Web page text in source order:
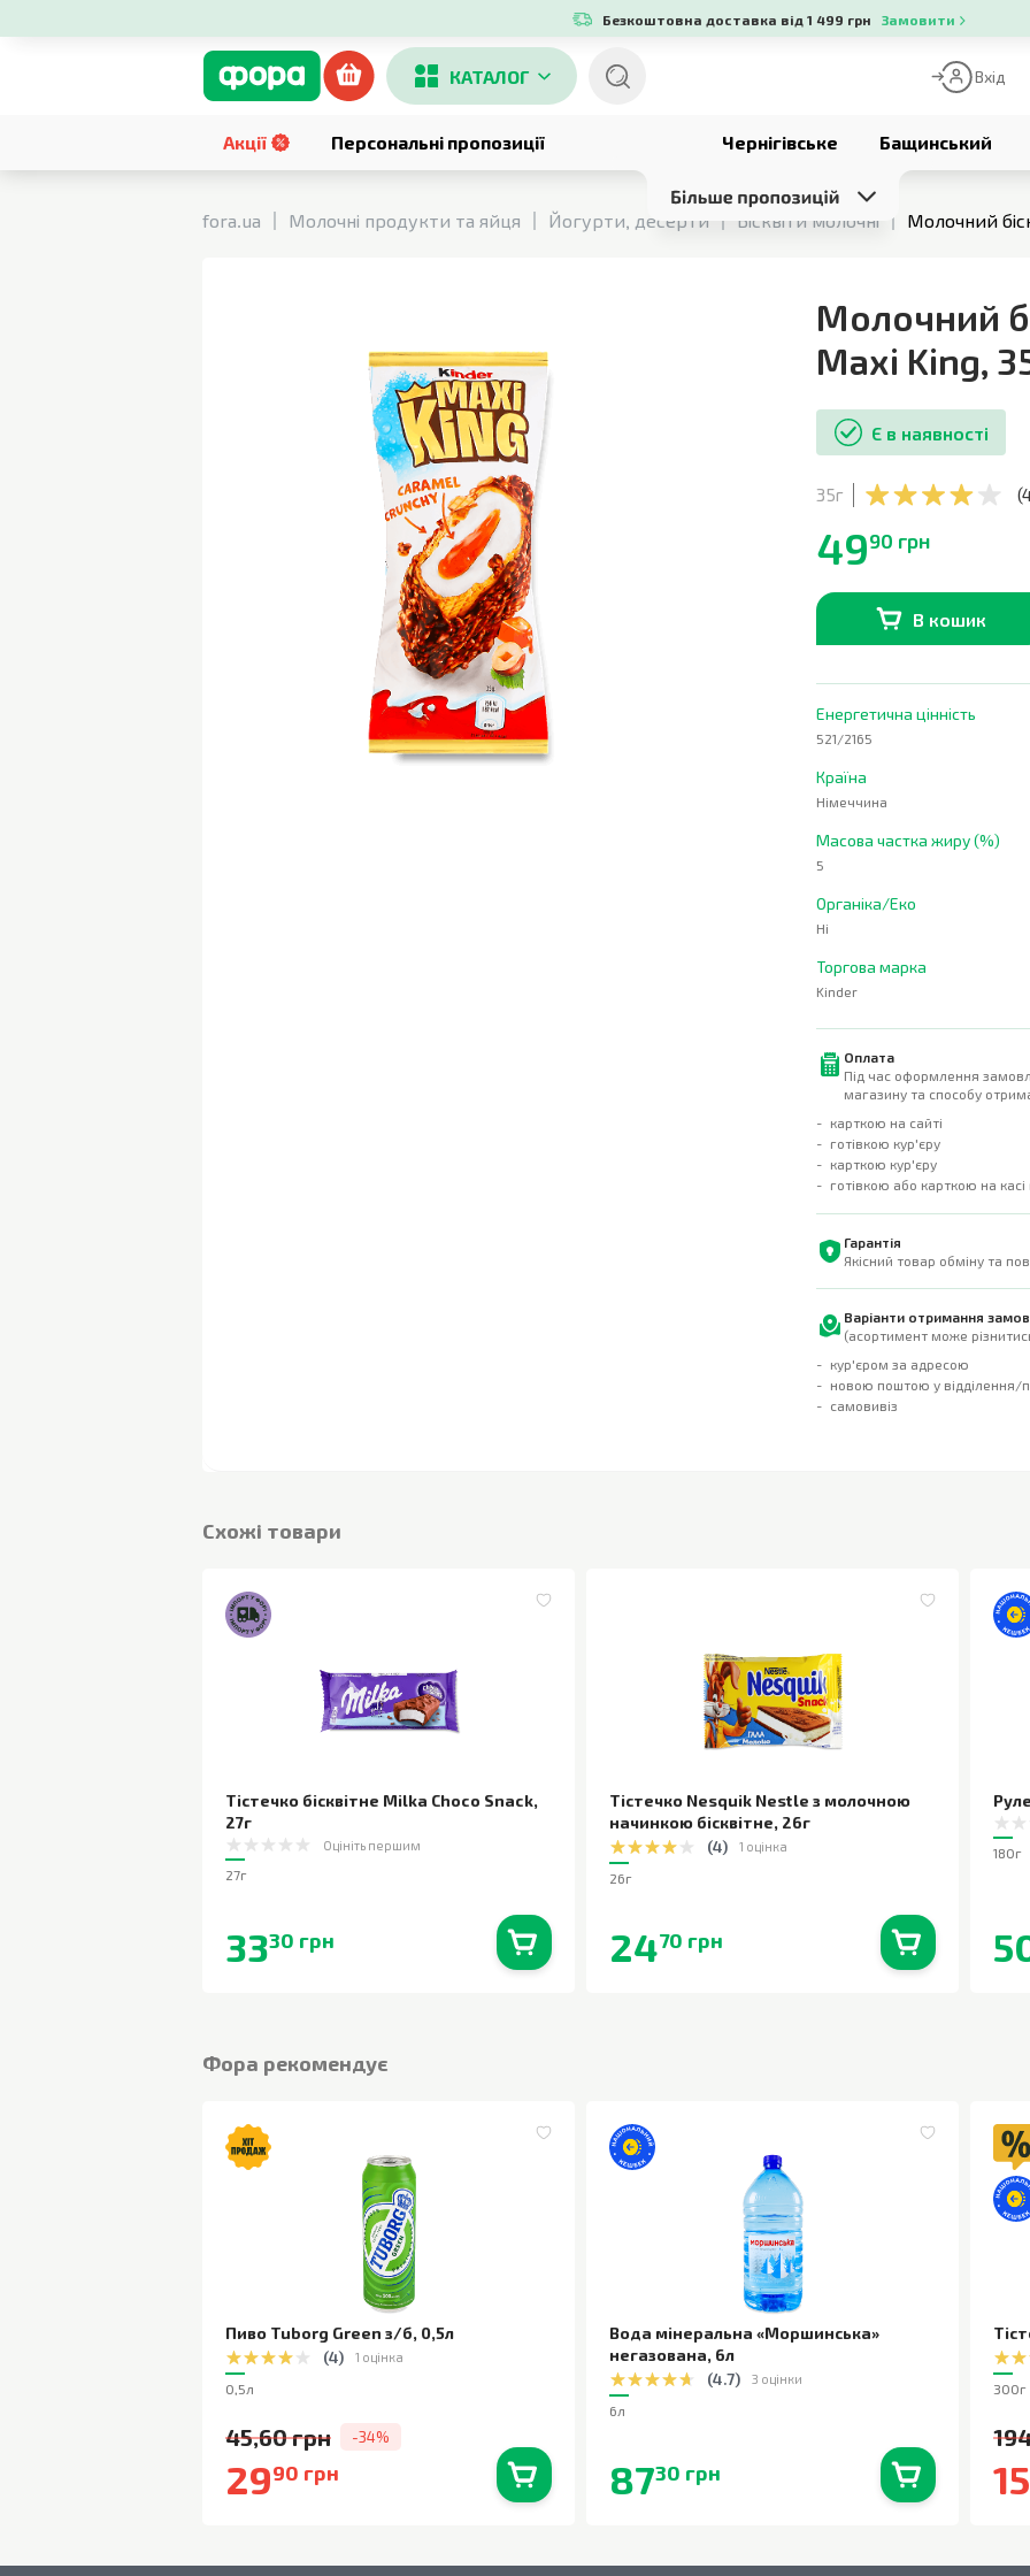
Безкоштовна доставка від 1 499 грн Замовити
КАТАЛОГ Вхід
Акції Персональні пропозиції Чернігівське Бащинський
fora.ua
Молочні продукти та яйця Йогурти, десерти Бісквіти молочні Молочний
Молочний
Maxi King,
Є в наявності
35г (4
4990 грн
В кошик
Енергетична цінність
521/2165
Країна
Німеччина
Масова частка жиру (%)
5
Органіка/Еко
Ні
Торгова марка
Kinder
Оплата
Під час оформлення
магазину та способу
карткою на сайті
готівкою кур'єру
карткою кур'єру
готівкою або карткою на
Гарантія
Якісний товар обміну та
Варіанти отримання
(асортимент може
кур'єром за адресою
новою поштою у відділення/
самовивіз
Cхожі товари
Тістечко бісквітне Milka Choco Snack,
27г
Оцініть першим
27г
3330 грн
Тістечко Nesquik Nestle з молочною
начинкою бісквітне, 26г
(4) 1 оцінка
26г
2470 грн
180г
Фора рекомендує
Пиво Tuborg Green з/б, 0,5л
(4) 1 оцінка
0,5л
45,60 грн -34%
2990 грн
Вода мінеральна «Моршинська»
негазована, 6л
(4.7) 3 оцінки
6л
8730 грн
300г